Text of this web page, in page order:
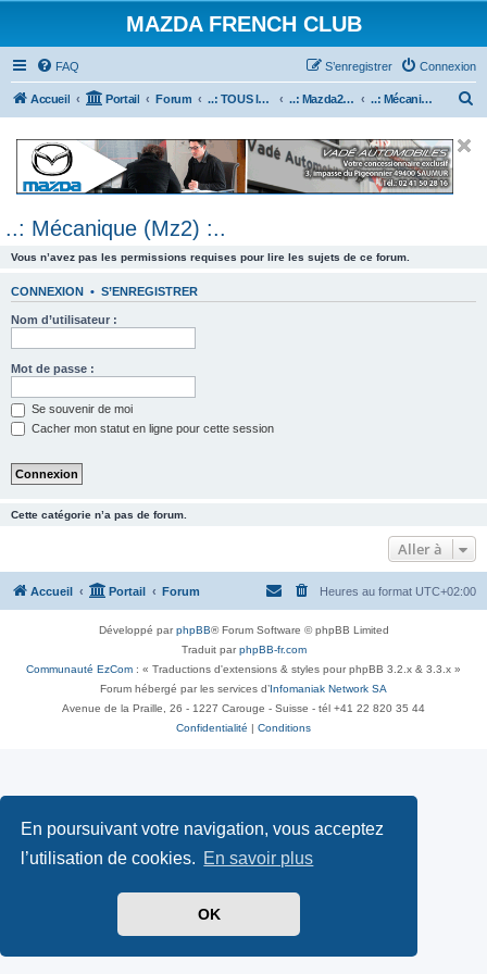
En poursuivant votre navigation, vous acceptez
l’utilisation de cookies. En savoir plus
OK
MAZDA FRENCH CLUB
FAQ Connexion
S’enregistrer
Accueil Portail Forum ..: TOUS les Véhicules MAZDA :.. ..: Mazda2 :.. ..: Mécanique (Mz2) :..
e
..: Mécanique (Mz2) :..
Vous n’avez pas les permissions requises pour lire les sujets de ce forum.
CONNEXION • S’ENREGISTRER
Nom d’utilisateur :
Mot de passe :
Se souvenir de moi
Cacher mon statut en ligne pour cette session
Cette catégorie n’a pas de forum.
Aller à
Accueil Portail Forum Heures au format UTC+02:00
Développé parphpBB® Forum Software © phpBB Limited
Traduit parphpBB-fr.com
Communauté EzCom : « Traductions d'extensions & styles pour phpBB 3.2.x & 3.3.x »
Forum hébergé par les services d’ Infomaniak Network SA
Avenue de la Praille, 26 - 1227 Carouge - Suisse - tél +41 22 820 35 44
Confidentialité
Conditions